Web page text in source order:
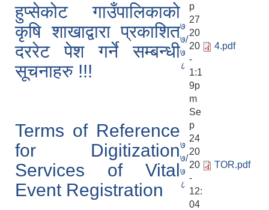
हुप्सेकोट गाउँपालिकाको
कृषि शाखाद्वारा प्रकाशित
दररेट पेश गर्ने सम्बन्धी
सूचनाहरु !!!
७
७/
७
८
p
27
20
20
-
1:1
9p
m
4.pdf
Terms of Reference
for Digitization
Services of Vital
Event Registration
७
७/
७
८
Se
p
24
20
20
-
12:
04
TOR.pdf